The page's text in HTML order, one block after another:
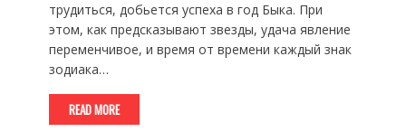
трудиться, добьется успеха в год Быка. При
этом, как предсказывают звезды, удача явление
переменчивое, и время от времени каждый знак
зодиака…
READ MORE